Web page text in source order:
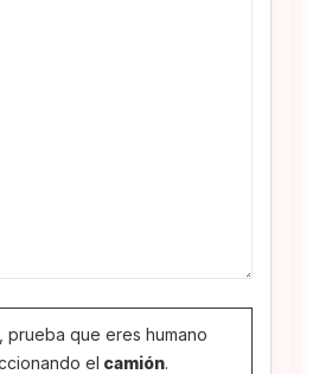
prueba que eres humano
el camión.